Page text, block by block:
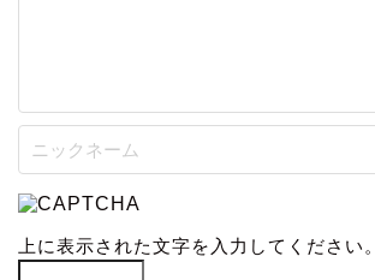
上に表示された文字を入力してください。